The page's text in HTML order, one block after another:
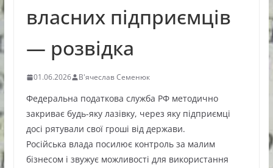
власних підприємців
— розвідка
01.06.2026 В'ячеслав Семенюк
Федеральна податкова служба РФ методично
закриває будь-яку лазівку, через яку підприємці
досі рятували свої гроші від держави.
Російська влада посилює контроль за малим
бізнесом і звужує можливості для використання